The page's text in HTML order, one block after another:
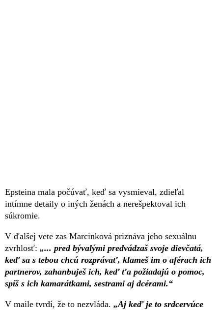
Epsteina mala počúvať, keď sa vysmieval, zdieľal
intímne detaily o iných ženách a nerešpektoval ich
súkromie.
V ďalšej vete zas Marcinková priznáva jeho sexuálnu
zvrhlosť: „... pred bývalými predvádzaš svoje dievčatá,
keď sa s tebou chcú rozprávať, klameš im o aférach ich
partnerov, zahanbuješ ich, keď ťa požiadajú o pomoc,
spíš s ich kamarátkami, sestrami aj dcérami.“
V maile tvrdí, že to nezvláda. „Aj keď je to srdcervúce